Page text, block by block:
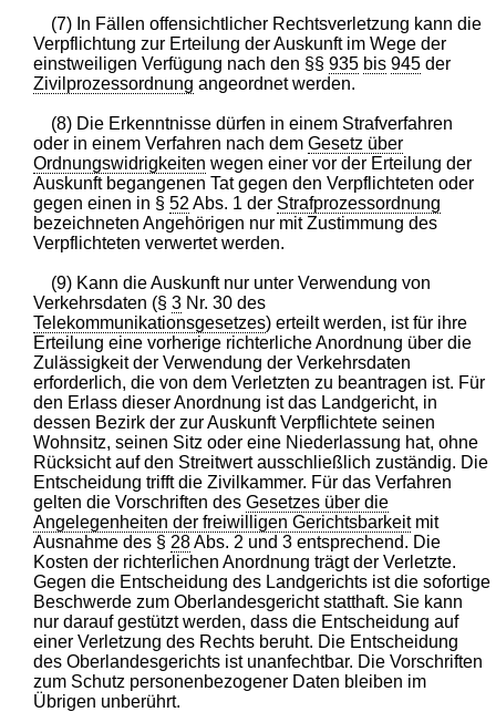
(7) In Fällen offensichtlicher Rechtsverletzung kann die
Verpflichtung zur Erteilung der Auskunft im Wege der
einstweiligen Verfügung nach den §§935 bis 945 der
Zivilprozessordnung angeordnet werden.
(8) Die Erkenntnisse dürfen in einem Strafverfahren
oder in einem Verfahren nach demGesetz über
Ordnungswidrigkeiten wegen einer vor der Erteilung der
Auskunft begangenen Tat gegen den Verpflichteten oder
gegen einen in §52 Abs. 1 der Strafprozessordnung
bezeichneten Angehörigen nur mit Zustimmung des
Verpflichteten verwertet werden.
(9) Kann die Auskunft nur unter Verwendung von
Verkehrsdaten (§3 Nr. 30 des
Telekommunikationsgesetzes) erteilt werden, ist für ihre
Erteilung eine vorherige richterliche Anordnung über die
Zulässigkeit der Verwendung der Verkehrsdaten
erforderlich, die von dem Verletzten zu beantragen ist. Für
den Erlass dieser Anordnung ist das Landgericht, in
dessen Bezirk der zur Auskunft Verpflichtete seinen
Wohnsitz, seinen Sitz oder eine Niederlassung hat, ohne
Rücksicht auf den Streitwert ausschließlich zuständig. Die
Entscheidung trifft die Zivilkammer. Für das Verfahren
gelten die Vorschriften desGesetzes über die
Angelegenheiten der freiwilligen Gerichtsbarkeitmit
Ausnahme des § 28Abs. 2 und 3 entsprechend. Die
Kosten der richterlichen Anordnung trägt der Verletzte.
Gegen die Entscheidung des Landgerichts ist die sofortige
Beschwerde zum Oberlandesgericht statthaft. Sie kann
nur darauf gestützt werden, dass die Entscheidung auf
einer Verletzung des Rechts beruht. Die Entscheidung
des Oberlandesgerichts ist unanfechtbar. Die Vorschriften
zum Schutz personenbezogener Daten bleiben im
Übrigen unberührt.